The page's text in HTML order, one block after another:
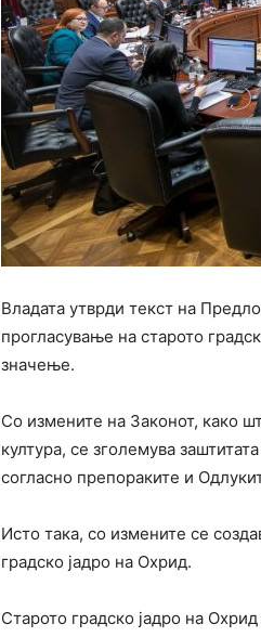
Владата утврди текст на
прогласување на старото
значење.
Со измените на Законот, како
култура, се зголемува
согласно препораките и
Исто така, со измените се
градско јадро на Охрид.
Старото градско јадро на